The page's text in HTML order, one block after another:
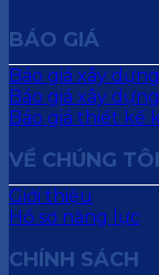
BÁO GIÁ
Báo giá xây
Báo giá xây
Báo giá thiết kế
VỀ CHÚNG TÔI
Giới thiệu
Hồ sơ năng lực
CHÍNH SÁCH